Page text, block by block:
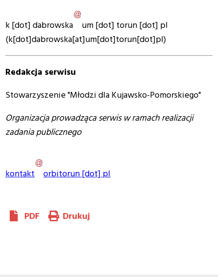
k[dot]dabrowska um[dot] torun[dot] pl
(k[dot]dabrowska[at]um[dot]torun[dot]pl)
Redakcja serwisu
Stowarzyszenie "Młodzi dla Kujawsko-Pomorskiego"
Organizacja prowadząca serwis w ramach realizacji
zadania publicznego
kontakt orbitorun[dot]pl
PDF Drukuj